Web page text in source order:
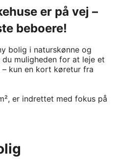
er på vej –
beboere!
bolig i naturskønne og
muligheden for at leje et
kun en kort køretur fra
er indrettet med fokus på